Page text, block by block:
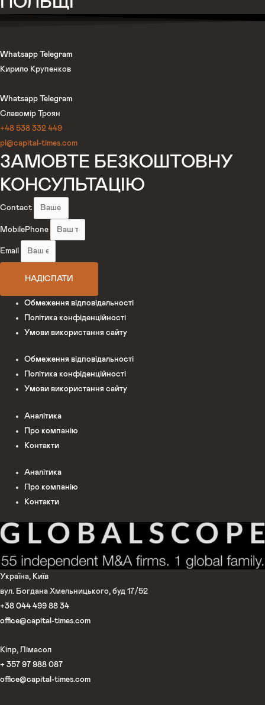
Whatsapp Telegram
Кирило Крупенков
Whatsapp Telegram
Славомір Троян
+48 538 332 449
pl@capital-times.com
ЗАМОВТЕ БЕЗКОШТОВНУ
КОНСУЛЬТАЦІЮ
Contact
MobilePhone
Email
НАДІСЛАТИ
Обмеження відповідальності
Політика конфіденційності
Умови використання сайту
Обмеження відповідальності
Політика конфіденційності
Умови використання сайту
Аналітика
Про компанію
Контакти
Аналітика
Про компанію
Контакти
Україна, Київ
вул. Богдана Хмельницького, буд 17/52
+38 044 499 88 34
office@capital-times.com
Кіпр, Лімасол
+ 357 97 988 087
office@capital-times.com